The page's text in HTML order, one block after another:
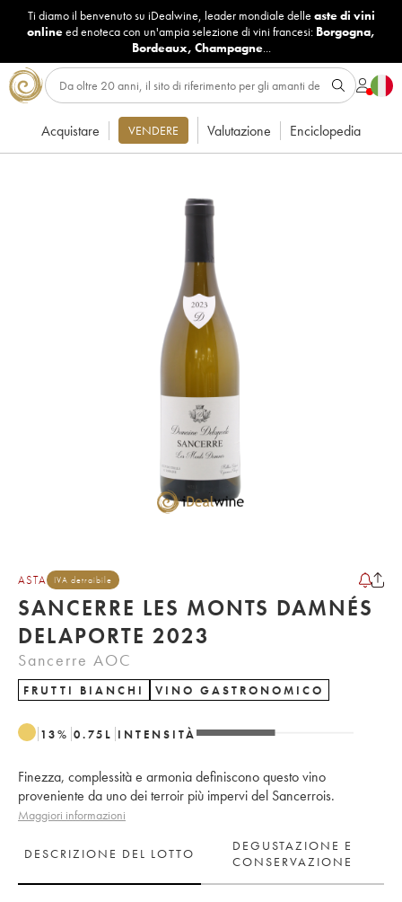
Ti diamo il benvenuto su iDealwine, leader mondiale delle aste di vini
onlineed enoteca con un'ampia selezione di vini francesi: Borgogna,
Bordeaux, Champagne...
Acquistare VENDERE Valutazione Enciclopedia
ASTA IVA detraibile
SANCERRE LES MONTS DAMNÉS
DELAPORTE 2023
Sancerre AOC
FRUTTI BIANCHI VINO GASTRONOMICO
13% 0.75 L INTENSITÀ
Finezza, complessità e armonia definiscono questo vino
proveniente da uno dei terroir più impervi del Sancerrois.
Maggiori informazioni
DESCRIZIONE DEL LOTTO
DEGUSTAZIONE E
CONSERVAZIONE